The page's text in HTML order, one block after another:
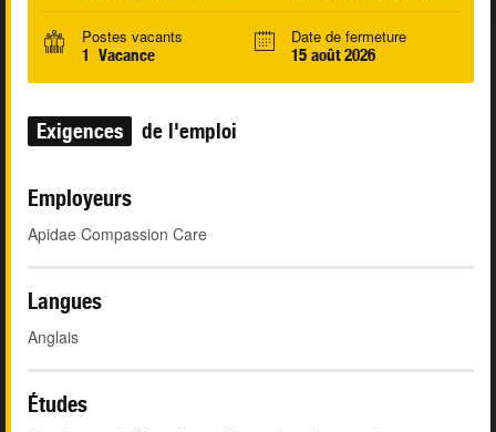
Postes vacants
1 Vacance
Date de fermeture
15 août 2026
Exigences de l'emploi
Employeurs
Apidae Compassion Care
Langues
Anglais
Études